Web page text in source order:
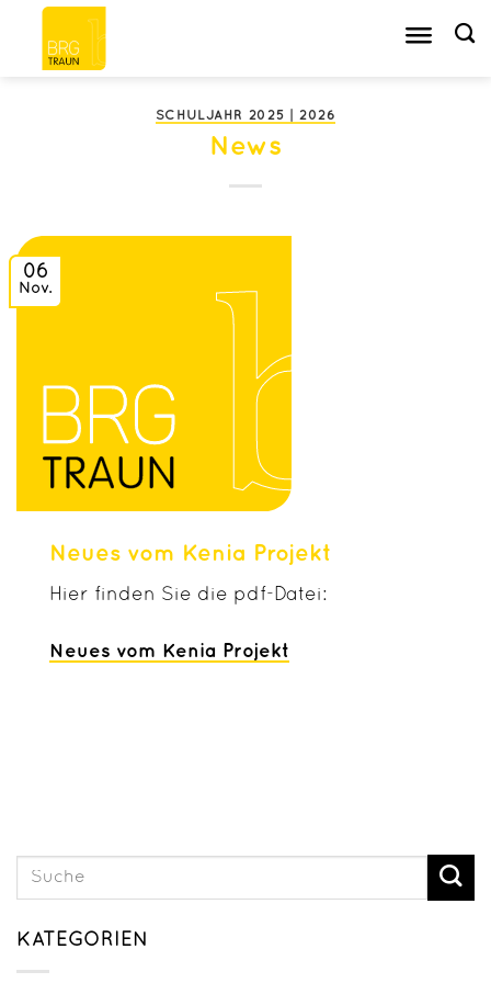
Zum
Inhalt
springen
KATEGORIEN
SCHULJAHR 2025 | 2026
News
06
Nov.
Neues vom Kenia Projekt
Hier finden Sie die pdf-Datei:
Neues vom Kenia Projekt